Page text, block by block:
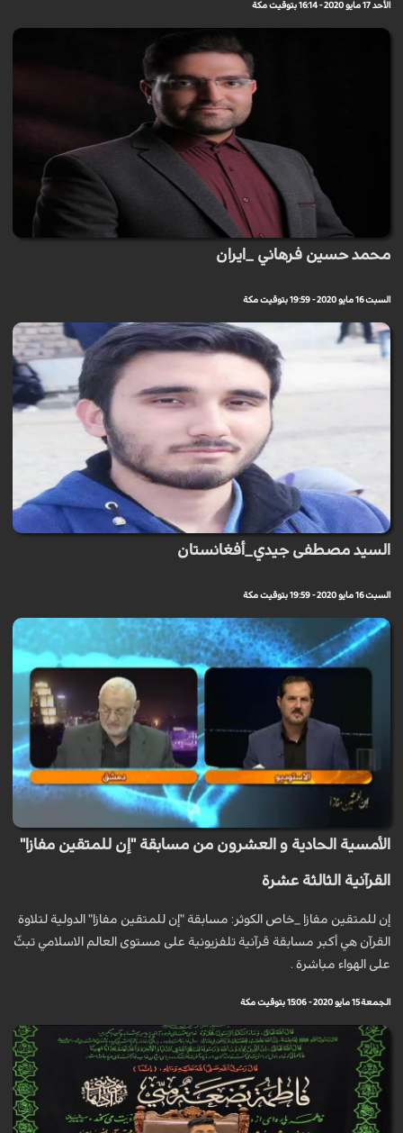
الأحد 17 مايو 2020 - 16:14 بتوقيت مكة
محمد حسين فرهاني _ايران
السبت 16 مايو 2020 - 19:59 بتوقيت مكة
السيد مصطفى جيدي_أفغانستان
السبت 16 مايو 2020 - 19:59 بتوقيت مكة
الأمسية الحادية و العشرون من مسابقة "إن للمتقين مفازا"
القرآنية الثالثة عشرة
إن للمتقين مفازا _خاص الكوثر: مسابقة "إن للمتقين مفازا" الدولية لتلاوة
القرآن هي أكبر مسابقة قرآنية تلفزيونية على مستوى العالم الاسلامي تبثّ
على الهواء مباشرة .
الجمعة 15 مايو 2020 - 15:06 بتوقيت مكة